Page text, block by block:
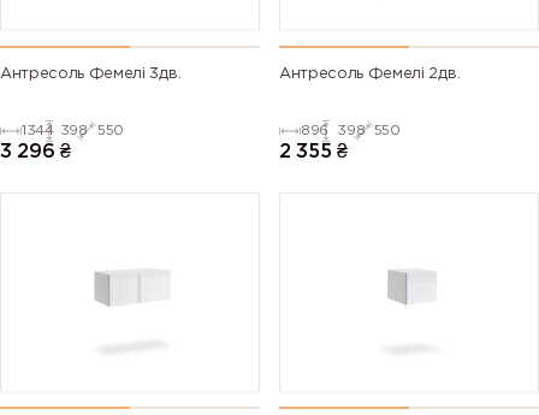
Антресоль Фемелі 3дв.
1344 398 550
3 296 ₴
Антресоль Фемелі 2дв.
896 398 550
2 355 ₴